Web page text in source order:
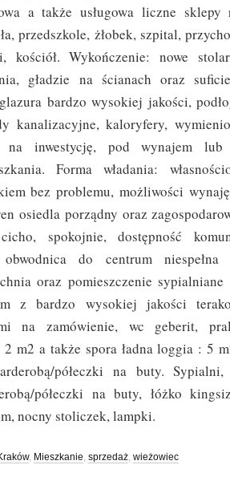
a także usługowa liczne sklepy
przedszkole, żłobek, szpital,
kościół. Wykończenie: nowe
gładzie na ścianach oraz
bardzo wysokiej jakości,
kanalizacyjne, kaloryfery,
na inwestycję, pod wynajem lub
Forma władania:
bez problemu, możliwości
osiedla porządny oraz
spokojnie, dostępność
do centrum niespełna
oraz pomieszczenie
z bardzo wysokiej jakości
na zamówienie, wc geberit,
m2 a także spora ładna loggia : 5
półeczki na buty.
półeczki na buty, łóżko
nocny stoliczek, lampki.
, Mieszkanie, sprzedaż, wieżowiec